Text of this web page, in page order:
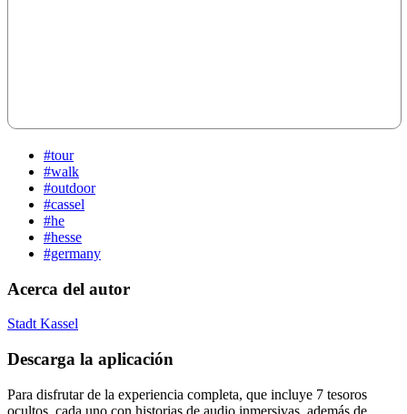
#tour
#walk
#outdoor
#cassel
#he
#hesse
#germany
Acerca del autor
Stadt Kassel
Descarga la aplicación
Para disfrutar de la experiencia completa, que incluye 7 tesoros
ocultos, cada uno con historias de audio inmersivas, además de